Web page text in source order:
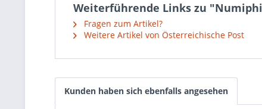
Weiterführende Links zu
Fragen zum Artikel?
Weitere Artikel von Österreichische Post
Kunden haben sich ebenfalls angesehen